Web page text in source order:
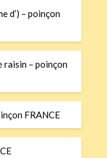
d’) – poinçon
raisin – poinçon
FRANCE